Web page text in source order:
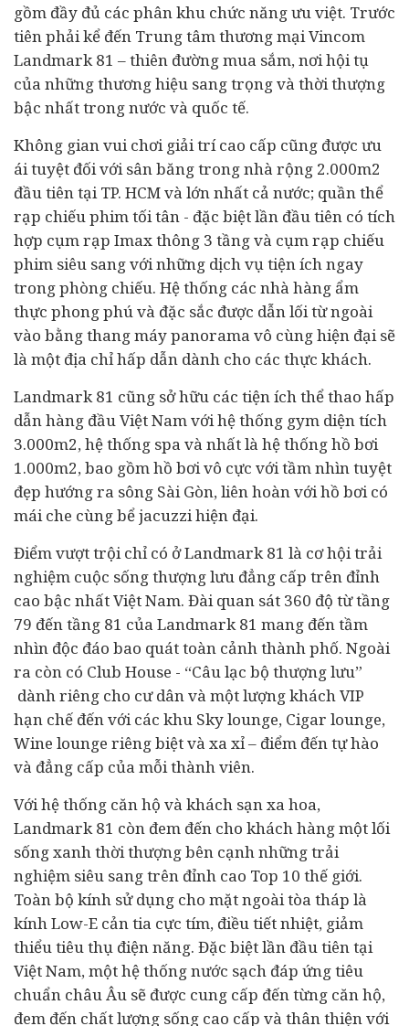
gồm đầy đủ các phân khu chức năng ưu việt. Trước
tiên phải kể đến Trung tâm thương mại Vincom
Landmark 81 – thiên đường mua sắm, nơi hội tụ
của những thương hiệu sang trọng và thời thượng
bậc nhất trong nước và quốc tế.
Không gian vui chơi giải trí cao cấp cũng được ưu
ái tuyệt đối với sân băng trong nhà rộng 2.000m2
đầu tiên tại TP. HCM và lớn nhất cả nước; quần thể
rạp chiếu phim tối tân - đặc biệt lần đầu tiên có tích
hợp cụm rạp Imax thông 3 tầng và cụm rạp chiếu
phim siêu sang với những dịch vụ tiện ích ngay
trong phòng chiếu. Hệ thống các nhà hàng ẩm
thực phong phú và đặc sắc được dẫn lối từ ngoài
vào bằng thang máy panorama vô cùng hiện đại sẽ
là một địa chỉ hấp dẫn dành cho các thực khách.
Landmark 81 cũng sở hữu các tiện ích thể thao hấp
dẫn hàng đầu Việt Nam với hệ thống gym diện tích
3.000m2, hệ thống spa và nhất là hệ thống hồ bơi
1.000m2, bao gồm hồ bơi vô cực với tầm nhìn tuyệt
đẹp hướng ra sông Sài Gòn, liên hoàn với hồ bơi có
mái che cùng bể jacuzzi hiện đại.
Điểm vượt trội chỉ có ở Landmark 81 là cơ hội trải
nghiệm cuộc sống thượng lưu đẳng cấp trên đỉnh
cao bậc nhất Việt Nam. Đài quan sát 360 độ từ tầng
79 đến tầng 81 của Landmark 81 mang đến tầm
nhìn độc đáo bao quát toàn cảnh thành phố. Ngoài
ra còn có Club House - “Câu lạc bộ thượng lưu”
dành riêng cho cư dân và một lượng khách VIP
hạn chế đến với các khu Sky lounge, Cigar lounge,
Wine lounge riêng biệt và xa xỉ – điểm đến tự hào
và đẳng cấp của mỗi thành viên.
Với hệ thống căn hộ và khách sạn xa hoa,
Landmark 81 còn đem đến cho khách hàng một lối
sống xanh thời thượng bên cạnh những trải
nghiệm siêu sang trên đỉnh cao Top 10 thế giới.
Toàn bộ kính sử dụng cho mặt ngoài tòa tháp là
kính Low-E cản tia cực tím, điều tiết nhiệt, giảm
thiểu tiêu thụ điện năng. Đặc biệt lần đầu tiên tại
Việt Nam, một hệ thống nước sạch đáp ứng tiêu
chuẩn châu Âu sẽ được cung cấp đến từng căn hộ,
đem đến chất lượng sống cao cấp và thân thiện với